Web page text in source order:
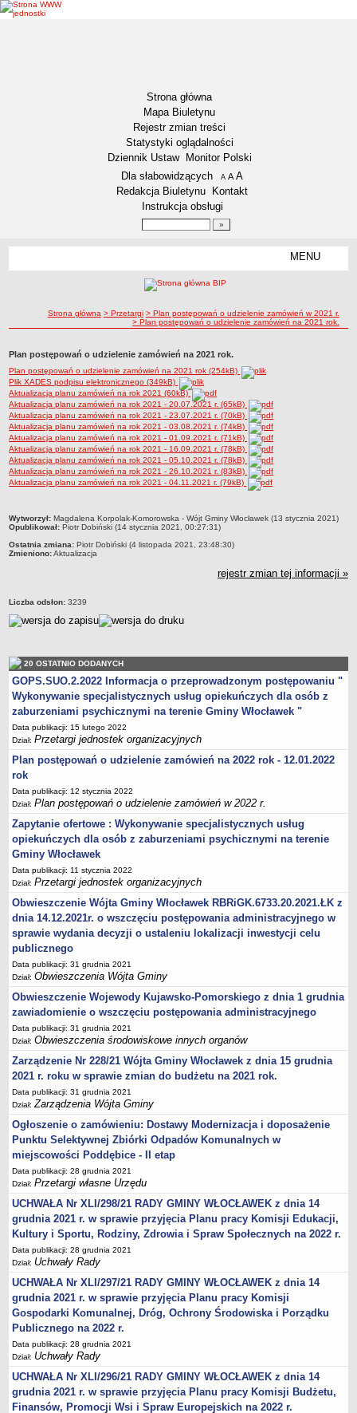
Strona główna
Mapa Biuletynu
Rejestr zmian treści
Statystyki oglądalności
Dziennik Ustaw
Monitor Polski
Menu dodatkowe
Dla słabowidzących A pomniejsz czcionkę
A standardowy rozmiar czcionki
A
Redakcja Biuletynu
Kontakt
Instrukcja obsługi
MENU
Symbole Gminy Włocławek
RADA GMINY
Przewodniczący Rady
Skład Rady
Komisje Rady Gminy
Uchwały Rady
Protokoły z sesji
Oświadczenia majątkowe
Nagrania - Obrady Rady Gminy Włocławek
Odpowiedzi na interpelacje
Odpowiedzi na zapytania
URZĄD GMINY
Skarbnik Gminy
Sekretarz Gminy
Zarządzenia Wójta Gminy
Zarządzenia Kierownika Urzędu
Baza Aktów Własnych
Regulamin Pracy Urzędu
Oświadczenia majątkowe
e-Urząd
PRZETARGI
Przetargi własne Urzędu
Przetargi jednostek organizacyjnych
Archiwum 2008-2010
Zamówienia publiczne do kwoty 30 tyś. euro
Plan postępowań o udzielenie zamówień w 2022 r.
Plan postępowań o udzielenie zamówień w 2021 r.
Plan postępowań o udzielenie zamówień w 2020 r.
Plan postępowań o udzielenie zamówień w 2019 r.
Plan postępowań o udzielenie zamówień w 2018 r.
Plan postępowań o udzielenie zamówień w 2017 r.
OCHRONA ŚRODOWISKA
Karty Informacyjne
Obwieszczenia środowiskowe
Obwieszczenia środowiskowe innych organów
Ogłoszenia środowiskowe
Postanowienia środowiskowe
Postanowienia środowiskowe innych organów
Archiwum 2008-2010
Rejestr działalności regulowanej
Miejscowy Plan Zagospodarowania Przestrzennego
Program Ochrony Środowiska
Plan Gospodarki Odpadami
Analiza Gospodarki Odpadami
PORADNIK INTERESANTA
Obsługa osób doświadczonych trwałymi lub okresowymi
trudnościami w komunikowaniu się (słabosłyszących i
głuchoniemych)
Jak załatwić sprawę
ścieżka nawigacji
Strona główna > Przetargi > Plan postępowań o udzielenie zamówień w 2021 r.
> Plan postępowań o udzielenie zamówień na 2021 rok.
Plan postępowań o udzielenie zamówień na 2021 rok.
Plan postępowań o udzielenie zamówień na 2021 rok (254kB)
Plik XADES podpisu elektronicznego (349kB)
Aktualizacja planu zamówień na rok 2021 (60kB)
Aktualizacja planu zamówień na rok 2021 - 20.07.2021 r. (65kB)
Aktualizacja planu zamówień na rok 2021 - 23.07.2021 r. (70kB)
Aktualizacja planu zamówień na rok 2021 - 03.08.2021 r. (74kB)
Aktualizacja planu zamówień na rok 2021 - 01.09.2021 r. (71kB)
Aktualizacja planu zamówień na rok 2021 - 16.09.2021 r. (78kB)
Aktualizacja planu zamówień na rok 2021 - 05.10.2021 r. (78kB)
Aktualizacja planu zamówień na rok 2021 - 26.10.2021 r. (83kB)
Aktualizacja planu zamówień na rok 2021 - 04.11.2021 r. (79kB)
metryczka
Wytworzył: Magdalena Korpolak-Komorowska - Wójt Gminy Włocławek (13 stycznia 2021)
Opublikował: Piotr Dobiński (14 stycznia 2021, 00:27:31)
Ostatnia zmiana: Piotr Dobiński (4 listopada 2021, 23:48:30)
Zmieniono:Aktualizacja
rejestr zmian tej informacji »
Liczba odsłon: 3239
20 OSTATNIO DODANYCH
GOPS.SUO.2.2022 Informacja o przeprowadzonym postępowaniu "
Wykonywanie specjalistycznych usług opiekuńczych dla osób z
zaburzeniami psychicznymi na terenie Gminy Włocławek "
Data publikacji: 15 lutego 2022
Dział:Przetargi jednostek organizacyjnych
Plan postępowań o udzielenie zamówień na 2022 rok - 12.01.2022
rok
Data publikacji: 12 stycznia 2022
Dział:Plan postępowań o udzielenie zamówień w 2022 r.
Zapytanie ofertowe : Wykonywanie specjalistycznych usług
opiekuńczych dla osób z zaburzeniami psychicznymi na terenie
Gminy Włocławek
Data publikacji: 11 stycznia 2022
Dział:Przetargi jednostek organizacyjnych
Obwieszczenie Wójta Gminy Włocławek RBRiGK.6733.20.2021.ŁK z
dnia 14.12.2021r. o wszczęciu postępowania administracyjnego w
sprawie wydania decyzji o ustaleniu lokalizacji inwestycji celu
publicznego
Data publikacji: 31 grudnia 2021
Dział:Obwieszczenia Wójta Gminy
Obwieszczenie Wojewody Kujawsko-Pomorskiego z dnia 1 grudnia
zawiadomienie o wszczęciu postępowania administracyjnego
Data publikacji: 31 grudnia 2021
Dział:Obwieszczenia środowiskowe innych organów
Zarządzenie Nr 228/21 Wójta Gminy Włocławek z dnia 15 grudnia
2021 r. roku w sprawie zmian do budżetu na 2021 rok.
Data publikacji: 31 grudnia 2021
Dział:Zarządzenia Wójta Gminy
Ogłoszenie o zamówieniu: Dostawy Modernizacja i doposażenie
Punktu Selektywnej Zbiórki Odpadów Komunalnych w
miejscowości Poddębice - II etap
Data publikacji: 28 grudnia 2021
Dział:Przetargi własne Urzędu
UCHWAŁA Nr XLI/298/21 RADY GMINY WŁOCŁAWEK z dnia 14
grudnia 2021 r. w sprawie przyjęcia Planu pracy Komisji Edukacji,
Kultury i Sportu, Rodziny, Zdrowia i Spraw Społecznych na 2022 r.
Data publikacji: 28 grudnia 2021
Dział: Uchwały Rady
UCHWAŁA Nr XLI/297/21 RADY GMINY WŁOCŁAWEK z dnia 14
grudnia 2021 r. w sprawie przyjęcia Planu pracy Komisji
Gospodarki Komunalnej, Dróg, Ochrony Środowiska i Porządku
Publicznego na 2022 r.
Data publikacji: 28 grudnia 2021
Dział: Uchwały Rady
UCHWAŁA Nr XLI/296/21 RADY GMINY WŁOCŁAWEK z dnia 14
grudnia 2021 r. w sprawie przyjęcia Planu pracy Komisji Budżetu,
Finansów, Promocji Wsi i Spraw Europejskich na 2022 r.